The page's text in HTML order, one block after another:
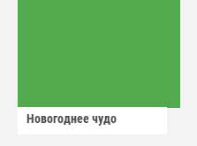
Новогоднее чудо